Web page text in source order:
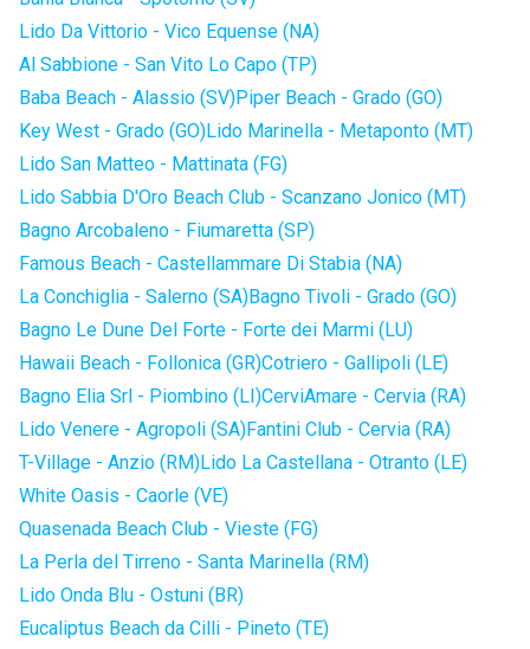
Lido Da Vittorio - Vico Equense (NA)
Al Sabbione - San Vito Lo Capo (TP)
Baba Beach - Alassio (SV)Piper Beach - Grado (GO)
Key West - Grado (GO)Lido Marinella - Metaponto (MT)
Lido San Matteo - Mattinata (FG)
Lido Sabbia D'Oro Beach Club - Scanzano Jonico (MT)
Bagno Arcobaleno - Fiumaretta (SP)
Famous Beach - Castellammare Di Stabia (NA)
La Conchiglia - Salerno (SA)Bagno Tivoli - Grado (GO)
Bagno Le Dune Del Forte - Forte dei Marmi (LU)
Hawaii Beach - Follonica (GR)Cotriero - Gallipoli (LE)
Bagno Elia Srl - Piombino (LI)CerviAmare - Cervia (RA)
Lido Venere - Agropoli (SA)Fantini Club - Cervia (RA)
T-Village - Anzio (RM)Lido La Castellana - Otranto (LE)
White Oasis - Caorle (VE)
Quasenada Beach Club - Vieste (FG)
La Perla del Tirreno - Santa Marinella (RM)
Lido Onda Blu - Ostuni (BR)
Eucaliptus Beach da Cilli - Pineto (TE)